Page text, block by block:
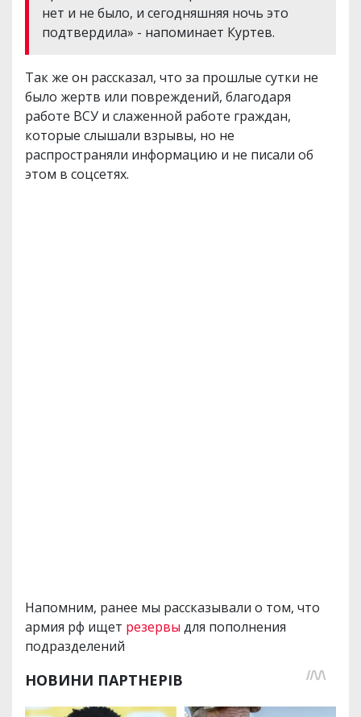
нет и не было, и сегодняшняя ночь это
подтвердила» - напоминает Куртев.
Так же он рассказал, что за прошлые сутки не
было жертв или повреждений, благодаря
работе ВСУ и слаженной работе граждан,
которые слышали взрывы, но не
распространяли информацию и не писали об
этом в соцсетях.
Напомним, ранее мы рассказывали о том, что
армия рф ищет резервы для пополнения
подразделений